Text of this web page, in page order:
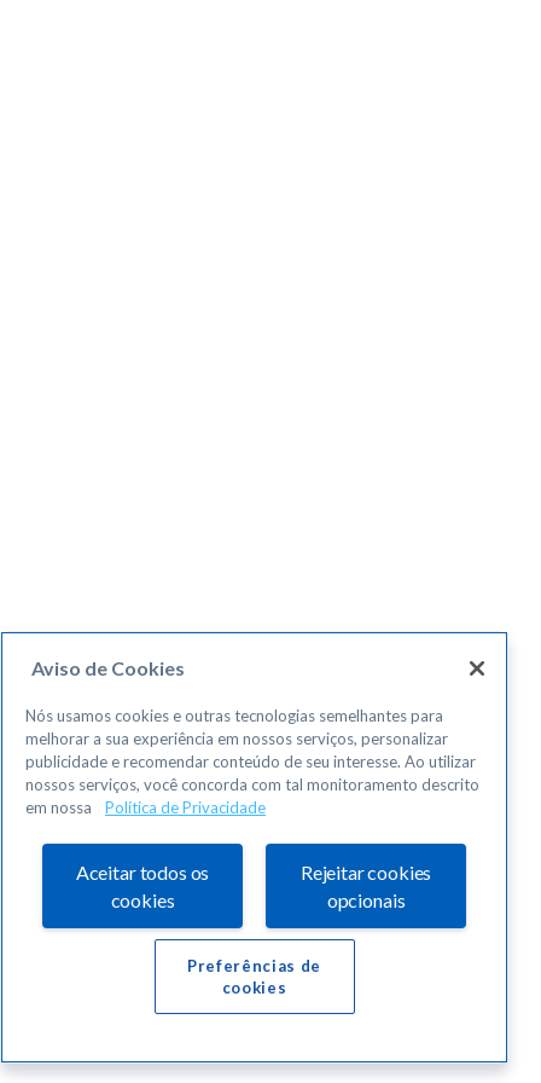
Aviso de Cookies
Nós usamos cookies e outras tecnologias semelhantes para
melhorar a sua experiência em nossos serviços, personalizar
publicidade e recomendar conteúdo de seu interesse. Ao utilizar
nossos serviços, você concorda com tal monitoramento descrito
em nossa
Política de Privacidade
Aceitar todos os
cookies
Rejeitar cookies
opcionais
Preferências de
cookies